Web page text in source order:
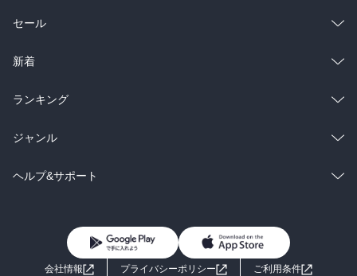
総合
ラノベ
雑誌・グラビア
BL・TL
セール
総合
ラノベ
雑誌・グラビア
BL・TL
新着
総合
ラノベ
雑誌・グラビア
ランキング
総合
ラノベ
ジャンル
コミック
ライトノベル 男子向けラノベ
ヘルプ&サポート
よくあるご質問
お問い合わせ
会社情報
プライバシーポリシー ご利用条件